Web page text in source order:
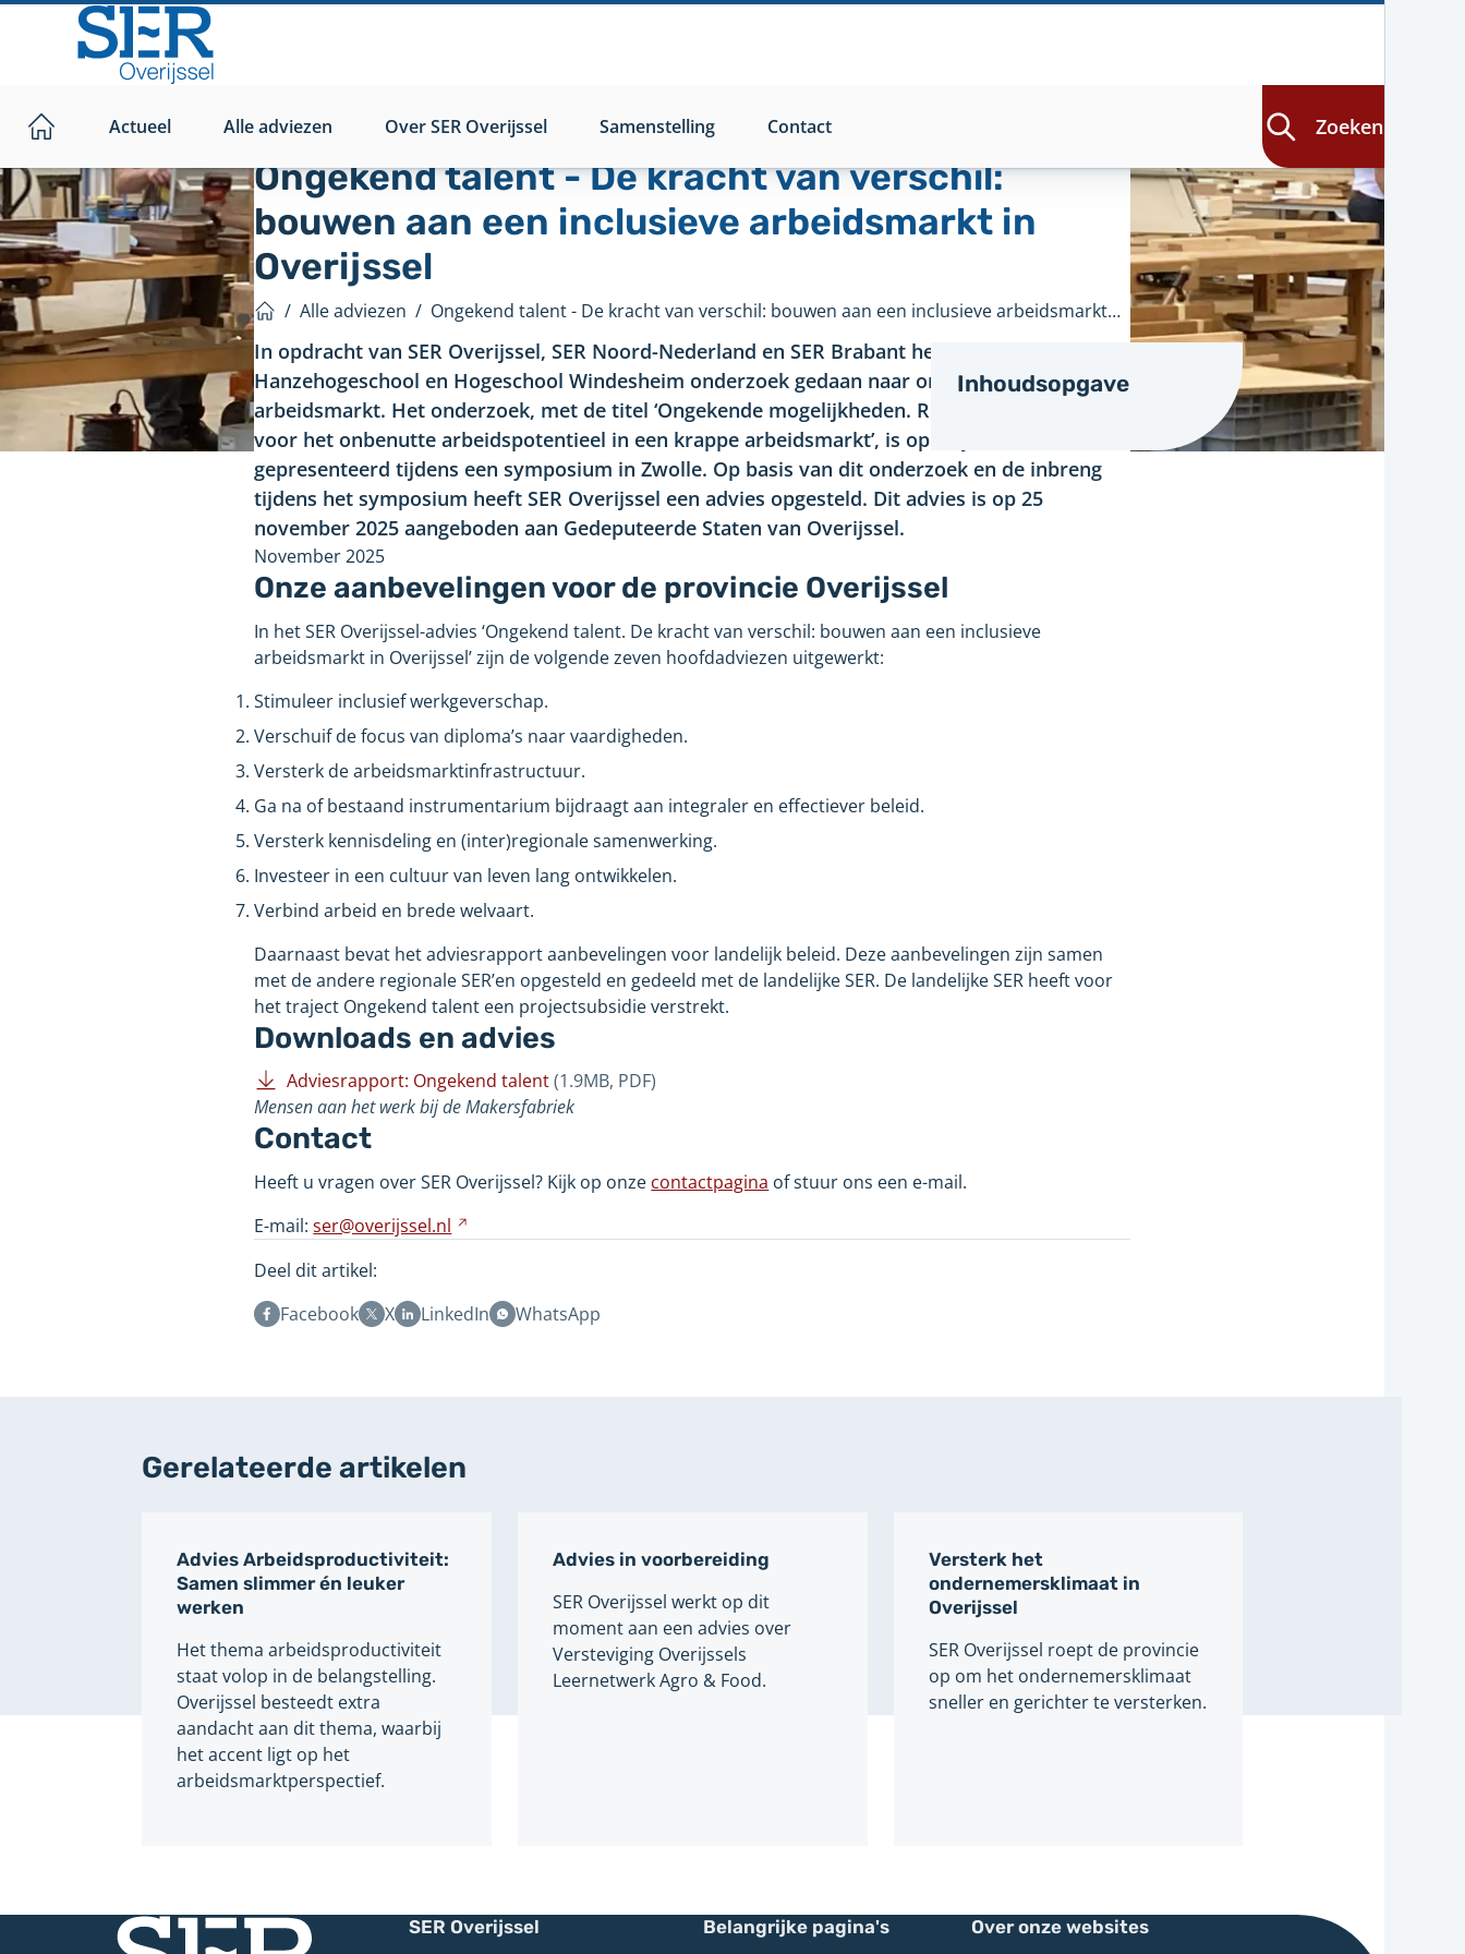
hoofdinhoud
Home
Actueel Alle adviezen Over SER Overijssel Samenstelling Contact Zoeken
Ongekend talent - De kracht van verschil:
bouwen aan een inclusieve arbeidsmarkt in
Overijssel
/ Alle adviezen / Ongekend talent - De kracht van verschil: bouwen aan een inclusieve arbeidsmarkt in Overijssel
In opdracht van SER Overijssel, SER Noord-Nederland en SER Brabant hebben de
Hanzehogeschool en Hogeschool Windesheim onderzoek gedaan naar ongekend talent op de
arbeidsmarkt. Het onderzoek, met de titel ‘Ongekende mogelijkheden. Regionale opgaven
voor het onbenutte arbeidspotentieel in een krappe arbeidsmarkt’, is op 11 juni 2025
gepresenteerd tijdens een symposium in Zwolle. Op basis van dit onderzoek en de inbreng
tijdens het symposium heeft SER Overijssel een advies opgesteld. Dit advies is op 25
november 2025 aangeboden aan Gedeputeerde Staten van Overijssel.
November 2025
Onze aanbevelingen voor de provincie Overijssel
In het SER Overijssel-advies ‘Ongekend talent. De kracht van verschil: bouwen aan een inclusieve
arbeidsmarkt in Overijssel’ zijn de volgende zeven hoofdadviezen uitgewerkt:
Stimuleer inclusief werkgeverschap.
Verschuif de focus van diploma’s naar vaardigheden.
Versterk de arbeidsmarktinfrastructuur.
Ga na of bestaand instrumentarium bijdraagt aan integraler en effectiever beleid.
Versterk kennisdeling en (inter)regionale samenwerking.
Investeer in een cultuur van leven lang ontwikkelen.
Verbind arbeid en brede welvaart.
Daarnaast bevat het adviesrapport aanbevelingen voor landelijk beleid. Deze aanbevelingen zijn samen
met de andere regionale SER’en opgesteld en gedeeld met de landelijke SER. De landelijke SER heeft voor
het traject Ongekend talent een projectsubsidie verstrekt.
Downloads en advies
Adviesrapport: Ongekend talent(1.9MB, PDF)
Mensen aan het werk bij de Makersfabriek
Contact
Heeft u vragen over SER Overijssel? Kijk op onze contactpagina of stuur ons een e-mail.
E-mail:ser@overijssel.nl
andere
website
Deel dit artikel:
Facebook
X LinkedIn WhatsApp
Inhoudsopgave
Gerelateerde artikelen
Advies Arbeidsproductiviteit:
Samen slimmer én leuker
werken
Het thema arbeidsproductiviteit
staat volop in de belangstelling.
Overijssel besteedt extra
aandacht aan dit thema, waarbij
het accent ligt op het
arbeidsmarktperspectief.
Advies in voorbereiding
SER Overijssel werkt op dit
moment aan een advies over
Versteviging Overijssels
Leernetwerk Agro & Food.
Versterk het
ondernemersklimaat in
Overijssel
SER Overijssel roept de provincie
op om het ondernemersklimaat
sneller en gerichter te versterken.
SER Overijssel Belangrijke pagina's Over onze websites